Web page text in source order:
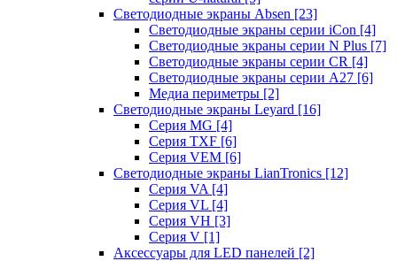
Светодиодные экраны Absen [23]
Светодиодные экраны серии iCon [4]
Светодиодные экраны серии N Plus [7]
Светодиодные экраны серии CR [4]
Светодиодные экраны серии А27 [6]
Медиа периметры [2]
Светодиодные экраны Leyard [16]
Серия MG [4]
Серия TXF [6]
Серия VEM [6]
Светодиодные экраны LianTronics [12]
Серия VA [4]
Серия VL [4]
Серия VH [3]
Серия V [1]
Аксессуары для LED панелей [2]